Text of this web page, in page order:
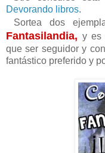
Devorando libros.
Sortea dos
Fantasilandia, y es
que ser seguidor y
fantástico preferido y